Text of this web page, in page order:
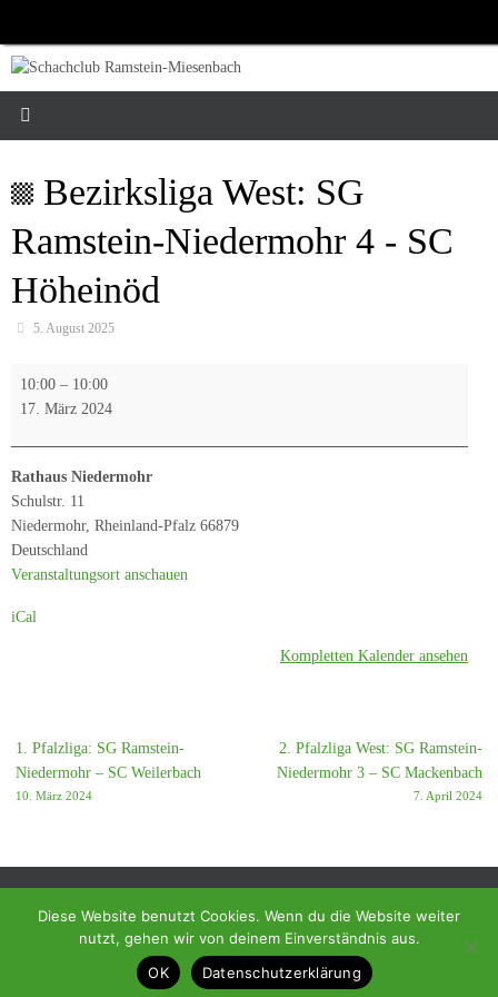
springen
Bezirksliga West: SG
Ramstein-Niedermohr 4 - SC
Höheinöd
5. August 2025
Bezirksliga
West:
Ramstein-
Niedermohr
4
-
SC
Höheinöd
10:00 – 10:00
17. März 2024
Rathaus Niedermohr
Schulstr. 11
Niedermohr, Rheinland-Pfalz 66879
Deutschland
Veranstaltungsort anschauen
iCal
Kompletten Kalender ansehen
1. Pfalzliga: SG Ramstein-
Niedermohr – SC Weilerbach
10. März 2024
2. Pfalzliga West: SG Ramstein-
Niedermohr 3 – SC Mackenbach
7. April 2024
© 2018 - Homepage des SC Ramstein-Miesenbach
Präsentiert von Tempera
Diese Website benutzt Cookies. Wenn du die Website weiter
nutzt, gehen wir von deinem Einverständnis aus.
OK
Datenschutzerklärung